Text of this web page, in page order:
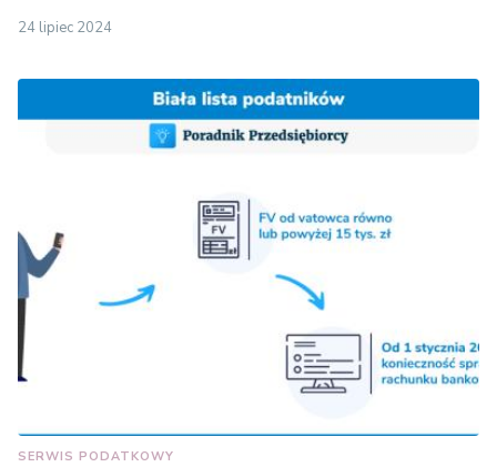
24 lipiec 2024
SERWIS PODATKOWY